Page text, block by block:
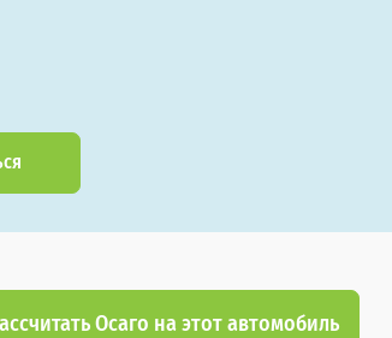
Осаго на этот автомобиль